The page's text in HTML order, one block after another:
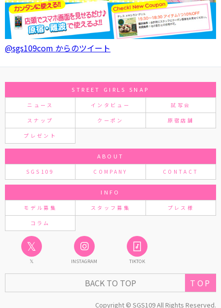
@sgs109com からのツイート
STREET GIRLS SNAP
ニュース インタビュー 試写会
スナップ クーポン 原宿店舗
プレゼント
ABOUT
SGS109 COMPANY CONTACT
INFO
モデル募集 スタッフ募集 プレス様
コラム
𝕏
𝕏 INSTAGRAM TIKTOK
BACK TO TOP
Copyright © SGS109 All Rights Reserved.
TOP